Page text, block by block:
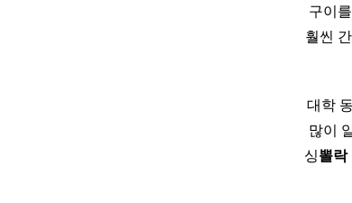
구이
훨씬
대학
많이
싱뽈락